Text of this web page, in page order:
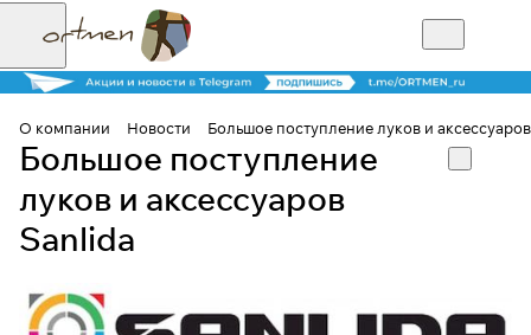
О компании Новости Большое поступление луков и
Большое поступление
луков и аксессуаров
Sanlida